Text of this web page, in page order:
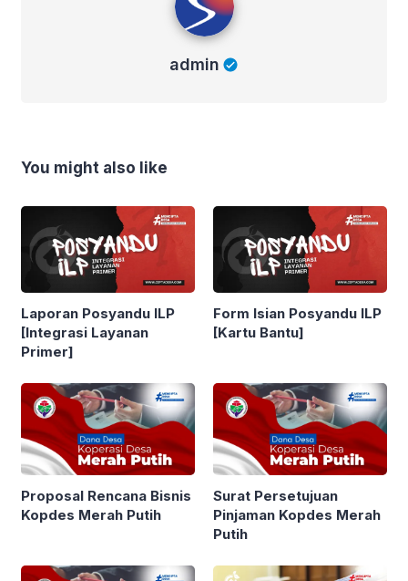
admin
You might also like
Laporan Posyandu ILP
[Integrasi Layanan
Primer]
Form Isian Posyandu ILP
[Kartu Bantu]
Proposal Rencana Bisnis
Kopdes Merah Putih
Surat Persetujuan
Pinjaman Kopdes Merah
Putih